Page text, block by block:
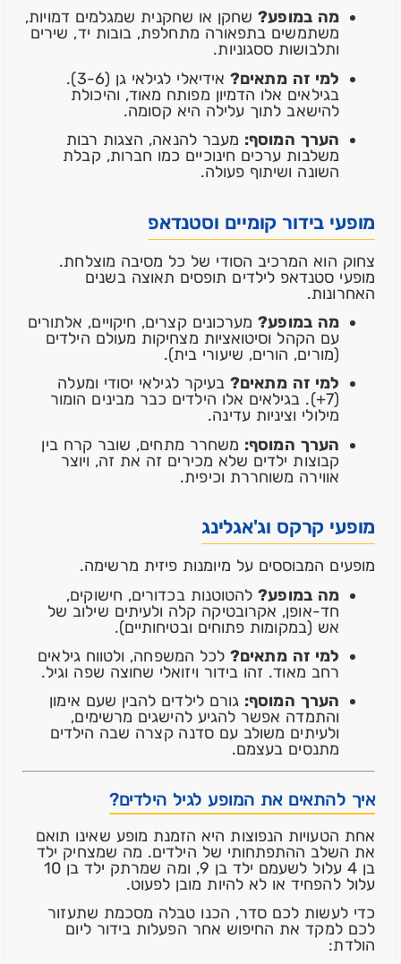
מה במופע?שחקן או שחקנית שמגלמים דמויות,
משתמשים בתפאורה מתחלפת, בובות יד, שירים
ותלבושות ססגוניות.
למי זה מתאים?
אידיאלי לגילאי גן (3-6).
בגילאים אלו הדמיון מפותח מאוד, והיכולת
להישאב לתוך עלילה היא קסומה.
הערך המוסף: מעבר להנאה, הצגות רבות
משלבות ערכים חינוכיים כמו חברות, קבלת
השונה ושיתוף פעולה.
מופעי בידור קומיים וסטנדאפ
צחוק הוא המרכיב הסודי של כל מסיבה מוצלחת.
מופעי סטנדאפ לילדים תופסים תאוצה בשנים
האחרונות.
מה במופע?מערכונים קצרים, חיקויים, אלתורים
עם הקהל וסיטואציות מצחיקות מעולם הילדים
(מורים, הורים, שיעורי בית).
למי זה מתאים?בעיקר לגילאי יסודי ומעלה
(7+). בגילאים אלו הילדים כבר מבינים הומור
מילולי וציניות עדינה.
הערך המוסף: משחרר מתחים, שובר קרח בין
קבוצות ילדים שלא מכירים זה את זה, ויוצר
אווירה משוחררת וכיפית.
מופעי קרקס וג'אגלינג
מופעים המבוססים על מיומנות פיזית מרשימה.
מה במופע?להטוטנות בכדורים, חישוקים,
חד-אופן, אקרובטיקה קלה ולעיתים שילוב של
אש (במקומות פתוחים ובטיחותיים).
למי זה מתאים?לכל המשפחה, ולטווח גילאים
רחב מאוד. זהו בידור ויזואלי שחוצה שפה וגיל.
הערך המוסף: גורם לילדים להבין שעם אימון
והתמדה אפשר להגיע להישגים מרשימים,
ולעיתים משולב עם סדנה קצרה שבה הילדים
מתנסים בעצמם.
איך להתאים את המופע לגיל הילדים?
אחת הטעויות הנפוצות היא הזמנת מופע שאינו תואם
את השלב ההתפתחותי של הילדים. מה שמצחיק ילד
בן 4 עלול לשעמם ילד בן 9, ומה שמרתק ילד בן 10
עלול להפחיד או לא להיות מובן לפעוט.
כדי לעשות לכם סדר, הכנו טבלה מסכמת שתעזור
לכם למקד את החיפוש אחר הפעלות בידור ליום
הולדת: